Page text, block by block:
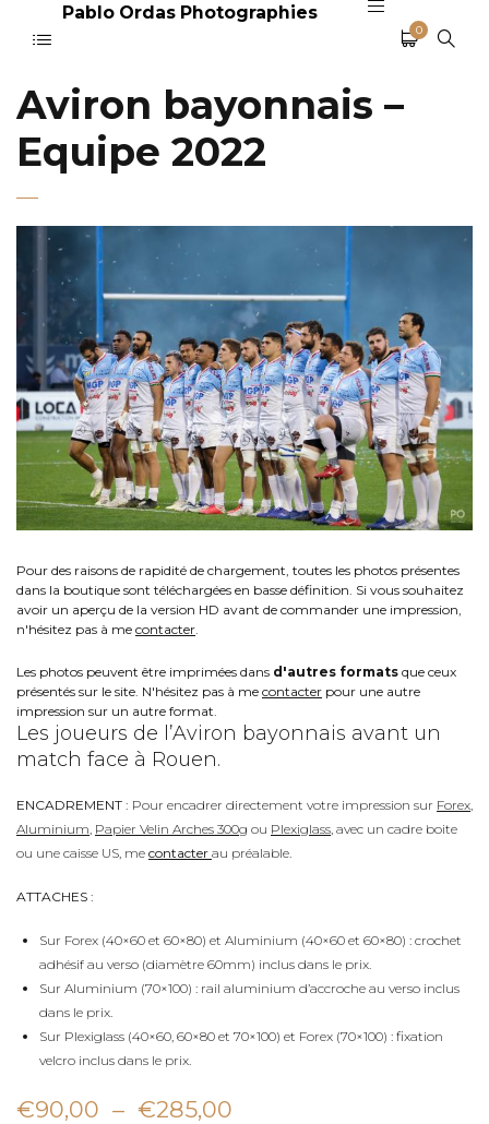
Pablo Ordas Photographies
0
Aviron bayonnais –
Equipe 2022
Pour des raisons de rapidité de chargement, toutes les photos présentes
dans la boutique sont téléchargées en basse définition. Si vous souhaitez
avoir un aperçu de la version HD avant de commander une impression,
n'hésitez pas à me contacter
Les photos peuvent être imprimées dans d'autres formats que ceux
présentés sur le site. N'hésitez pas à me contacter pour une autre
impression sur un autre format.
Les joueurs de l’Aviron bayonnais avant un
match face à Rouen.
ENCADREMENT : Pour encadrer directement votre impression sur Forex
Aluminium Papier Velin Arches 300g ou Plexiglass , avec un cadre boite
ou une caisse US, me contacter au préalable.
ATTACHES :
Sur Forex (40×60 et 60×80) et Aluminium (40×60 et 60×80) : crochet
adhésif au verso (diamètre 60mm) inclus dans le prix.
Sur Aluminium (70×100) : rail aluminium d’accroche au verso inclus
dans le prix.
Sur Plexiglass (40×60, 60×80 et 70×100) et Forex (70×100) : fixation
velcro inclus dans le prix.
€90,00 – €285,00